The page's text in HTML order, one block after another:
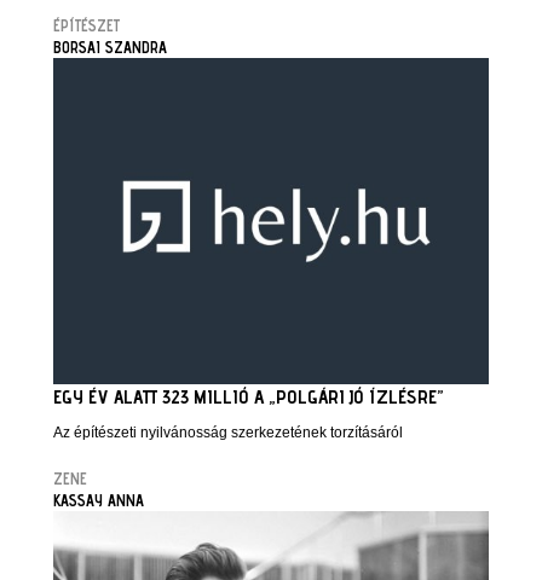
ÉPÍTÉSZET
BORSAI SZANDRA
EGY ÉV ALATT 323 MILLIÓ A „POLGÁRI JÓ ÍZLÉSRE”
Az építészeti nyilvánosság szerkezetének torzításáról
ZENE
KASSAY ANNA